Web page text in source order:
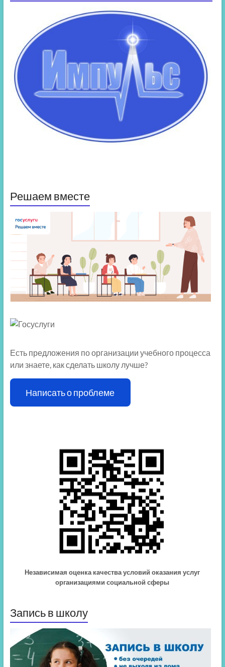
Решаем вместе
Есть предложения по организации учебного процесса
или знаете, как сделать школу лучше?
Написать о проблеме
Независимая оценка качества условий оказания услуг
организациями социальной сферы
Запись в школу